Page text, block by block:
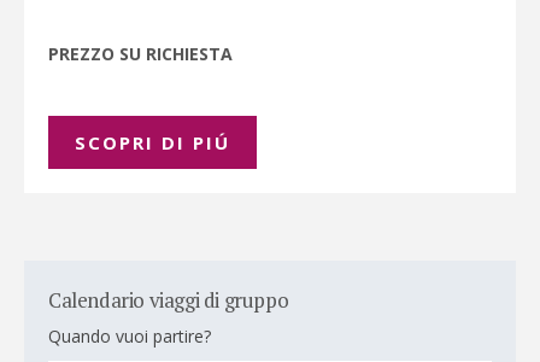
PREZZO SU RICHIESTA
SCOPRI DI PIÚ
Calendario viaggi di gruppo
Quando vuoi partire?